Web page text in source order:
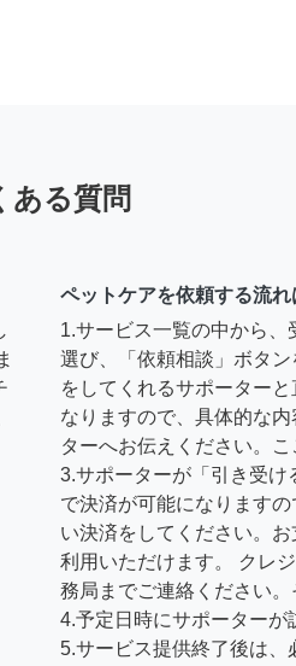
ある質問
ペットケアを依頼する流れ
1.サービス一覧の中から
選び、「依頼相談」ボタ
をしてくれるサポーター
なりますので、具体的な
ターへお伝えください。
3.サポーターが「引き受け
で決済が可能になります
い決済をしてください。
利用いただけます。 クレ
務局までご連絡ください。
4.予定日時にサポーターが
5.サービス提供終了後は、